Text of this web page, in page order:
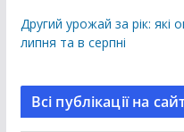
Другий урожай за рік: які
липня та в серпні
Всі публікації на